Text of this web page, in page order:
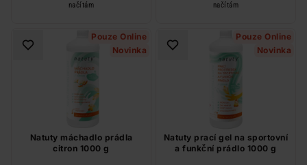
načítám
načítám
Pouze Online
Novinka
Natuty máchadlo prádla
citron 1000 g
Pouze Online
Novinka
Natuty prací gel na sportovní
a funkční prádlo 1000 g